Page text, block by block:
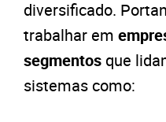
diversificado.
trabalhar em
segmentos que
sistemas como: